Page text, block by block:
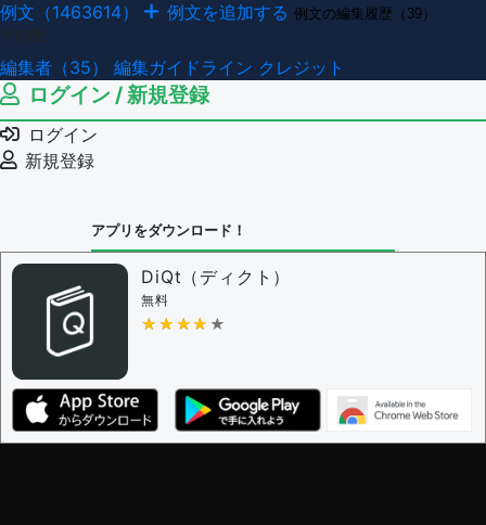
例文（1463614） 例文を追加する 例文の編集履歴（39）
編集者（35） 編集ガイドライン クレジット
ログイン / 新規登録
ログイン
新規登録
アプリをダウンロード！
DiQt（ディクト）
無料
★★★★★
★★★★★